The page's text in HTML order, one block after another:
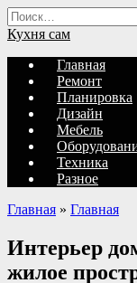
Перейти
к
содержанию
Search
for:
Кухня сам
Главная
Ремонт
Планировка
Дизайн
Мебель
Техника
Разное
Главная » Главная
Интерьер
жилое